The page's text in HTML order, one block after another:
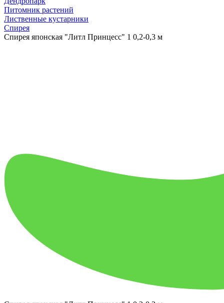
Питомник растений
Лиственные кустарники
Спирея
Спирея японская "Литл Принцесс" 1 0,2-0,3 м